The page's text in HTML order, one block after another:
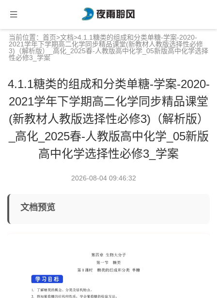
当前位置： 首页>文档>4.1.1糖类的组成和分类单糖-学案-2020-
2021学年下学期高二化学同步精品课堂(新教材人教版选择性必修
3)（解析版）_高化_2025春-人教版高中化学_05新版高中化学选择
性必修3_学案
4.1.1糖类的组成和分类单糖-学案-2020-
2021学年下学期高二化学同步精品课堂
(新教材人教版选择性必修3)（解析版）
_高化_2025春-人教版高中化学_05新版
高中化学选择性必修3_学案
2026-08-04 09:46:32
文档预览